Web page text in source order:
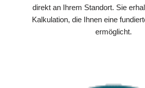
direkt an Ihrem Standort. Sie
Kalkulation, die Ihnen eine
ermöglicht.